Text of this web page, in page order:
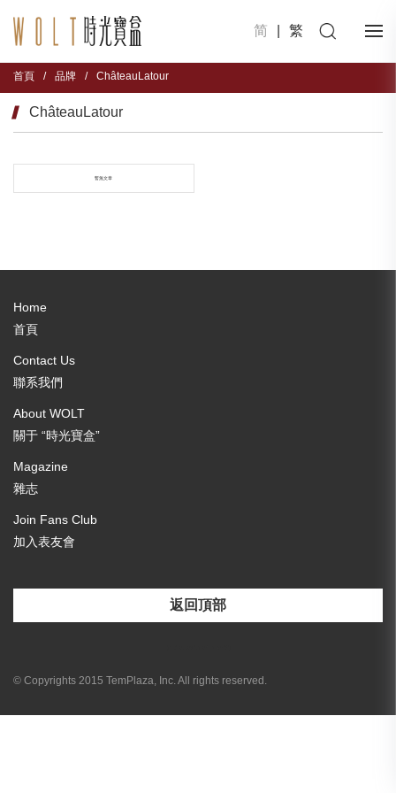
简 繁
首頁 / 品牌 / ChâteauLatour
ChâteauLatour
暫無文章
Home
首頁
Contact Us
聯系我們
About WOLT
關于 “時光寶盒”
Magazine
雜志
Join Fans Club
加入表友會
返回頂部
© Copyrights 2015 TemPlaza, Inc. All rights reserved.